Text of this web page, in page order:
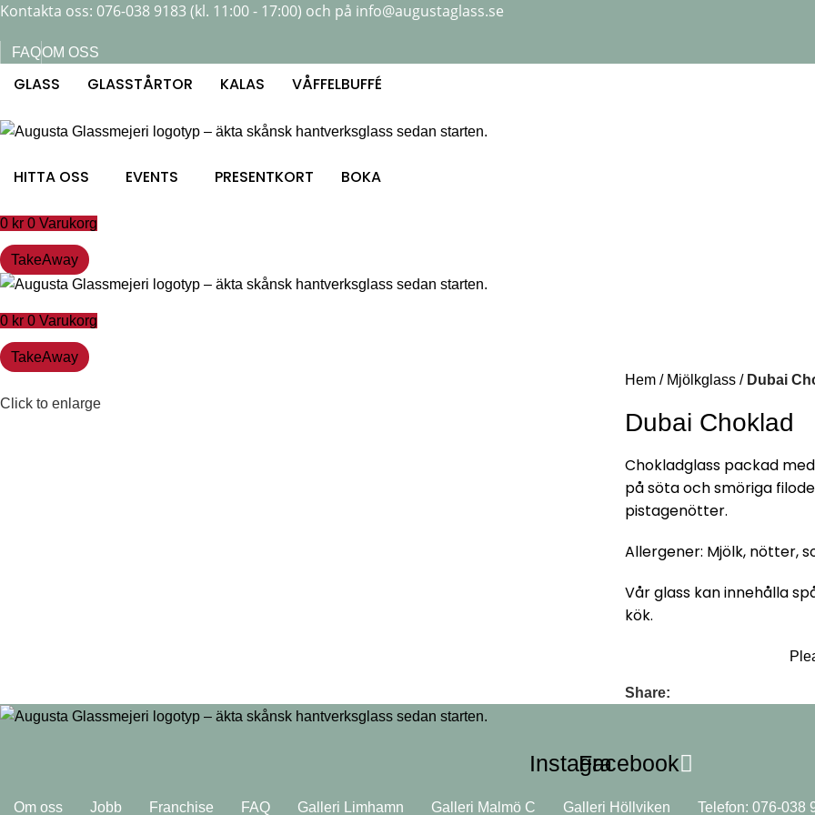
Kontakta oss: 076-038 9183 (kl. 11:00 - 17:00) och på info@augustaglass.se
FAQOM OSS
GLASS GLASSTÅRTOR KALAS VÅFFELBUFFÉ
HITTA OSS EVENTS PRESENTKORT BOKA
0 kr 0 Varukorg
TakeAway
0 kr 0 Varukorg
TakeAway
Click to enlarge
Hem Mjölkglass Dubai
Dubai Choklad
Chokladglass packad
på söta och smöriga
pistagenötter.
Allergener: Mjölk, nötter,
Vår glass kan innehålla
kök.
Share:
Instagram
Facebook
Om oss Jobb Franchise FAQ Galleri Limhamn Galleri Malmö C Galleri Höllviken Telefon: 076-038